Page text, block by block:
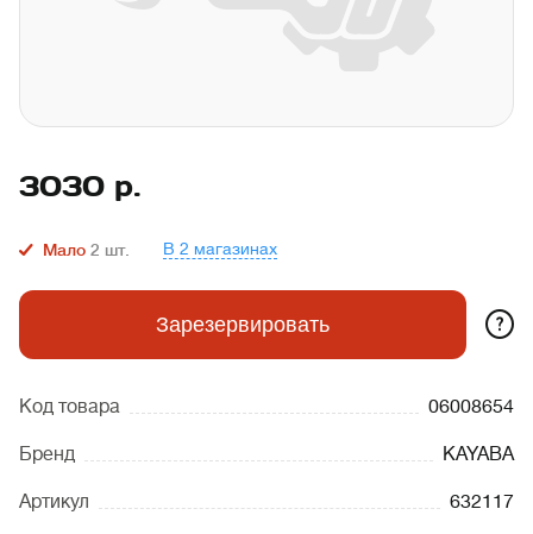
3030 р.
Мало 2 шт. В 2 магазинах
Зарезервировать ?
Код товара 06008654
Бренд KAYABA
Артикул 632117